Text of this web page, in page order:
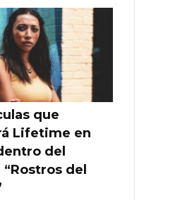
que
Lifetime en
del
del